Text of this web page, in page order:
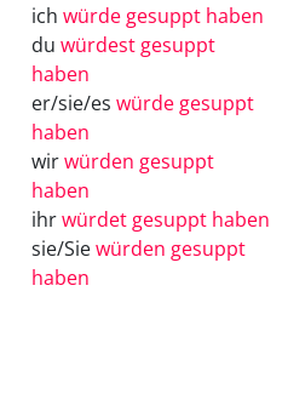
ich würde gesuppt haben
du würdest gesuppt
haben
er/sie/es würde gesuppt
haben
wirwürden gesuppt
haben
ihrwürdet gesuppt haben
sie/Siewürden gesuppt
haben